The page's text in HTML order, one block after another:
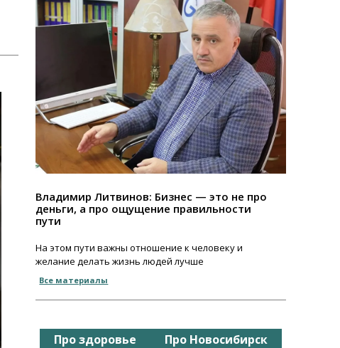
Владимир Литвинов: Бизнес — это не про
деньги, а про ощущение правильности
пути
На этом пути важны отношение к человеку и
желание делать жизнь людей лучше
Все материалы
Про здоровье Про Новосибирск